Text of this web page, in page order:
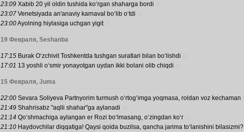
23:09 Xabib 20 yil oldin tushida ko‘rgan shaharga bordi
23:07 Venetsiyada an'anaviy karnaval bo‘lib o‘tdi
23:00Ayolning hiylasiga uchgan yigit
19 Февраля, Seshanba
17:15 Burak O‘zchivit Toshkentda tushgan suratlari bilan bo‘lishdi
17:01 13 yoshli o‘smir​ yonayotgan uydan​ ikki bolani olib chiqdi
15 Февраля, Juma
22:00 Sevara Soliyeva Partnyorim turmush o‘rtog‘imga yoqmasa, roldan voz kechaman
21:49 Shahrisabz "aqlli shahar"ga aylanadi
21:14 Qo‘shmachiga aylangan er Rozi bo‘lmasang, o‘zingdan ko‘r
21:10 Haydovchilar diqqatiga! Qaysi qoida buzilsa, qancha jarima to‘lanishini bilasizmi?